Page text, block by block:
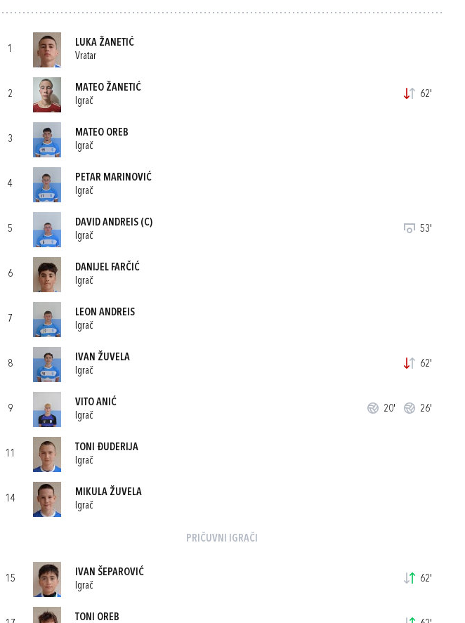
1
LUKA ŽANETIĆ
Vratar
2
MATEO ŽANETIĆ
Igrač
62'
3
MATEO OREB
Igrač
4
PETAR MARINOVIĆ
Igrač
5
DAVID ANDREIS(C)
Igrač
53'
6
DANIJEL FARČIĆ
Igrač
7
LEON ANDREIS
Igrač
8
IVAN ŽUVELA
Igrač
62'
9
VITO ANIĆ
Igrač
20' 26'
11
TONI ĐUDERIJA
Igrač
14
MIKULA ŽUVELA
Igrač
PRIČUVNI IGRAČI
15
IVAN ŠEPAROVIĆ
Igrač
62'
TONI OREB